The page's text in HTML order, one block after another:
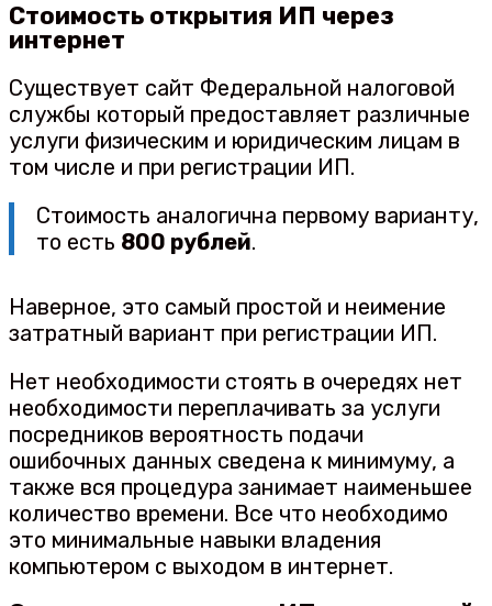
Стоимость открытия ИП через
интернет
Существует сайт Федеральной налоговой
службы который предоставляет различные
услуги физическим и юридическим лицам в
том числе и при регистрации ИП.
Стоимость аналогична первому варианту,
то есть 800 рублей.
Наверное, это самый простой и неимение
затратный вариант при регистрации ИП.
Нет необходимости стоять в очередях нет
необходимости переплачивать за услуги
посредников вероятность подачи
ошибочных данных сведена к минимуму, а
также вся процедура занимает наименьшее
количество времени. Все что необходимо
это минимальные навыки владения
компьютером с выходом в интернет.